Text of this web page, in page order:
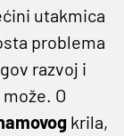
utakmica
problema
razvoj i
O
krila,